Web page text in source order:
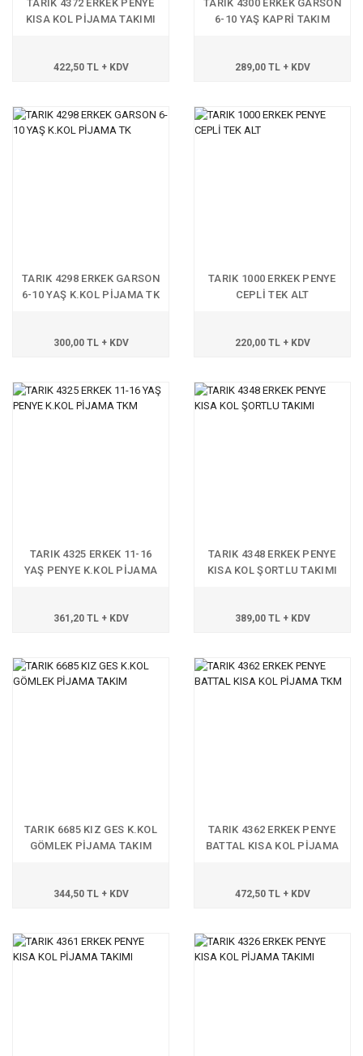
TARIK 4372 ERKEK PENYE
KISA KOL PİJAMA TAKIMI
422,50 TL + KDV
TARIK 4300 ERKEK GARSON
6-10 YAŞ KAPRİ TAKIM
289,00 TL + KDV
TARIK 4298 ERKEK GARSON
6-10 YAŞ K.KOL PİJAMA TK
300,00 TL + KDV
TARIK 1000 ERKEK PENYE
CEPLİ TEK ALT
220,00 TL + KDV
TARIK 4325 ERKEK 11-16
YAŞ PENYE K.KOL PİJAMA
361,20 TL + KDV
TARIK 4348 ERKEK PENYE
KISA KOL ŞORTLU TAKIMI
389,00 TL + KDV
TARIK 6685 KIZ GES K.KOL
GÖMLEK PİJAMA TAKIM
344,50 TL + KDV
TARIK 4362 ERKEK PENYE
BATTAL KISA KOL PİJAMA
472,50 TL + KDV